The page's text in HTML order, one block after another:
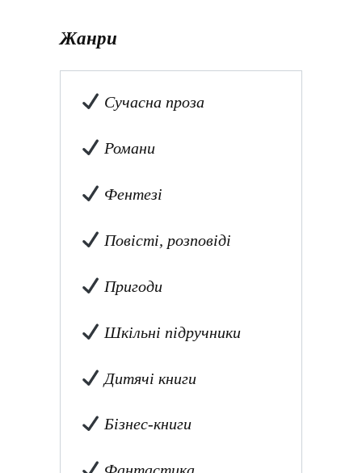
Жанри
Сучасна проза
Романи
Фентезі
Повісті, розповіді
Пригоди
Шкільні підручники
Дитячі книги
Бізнес-книги